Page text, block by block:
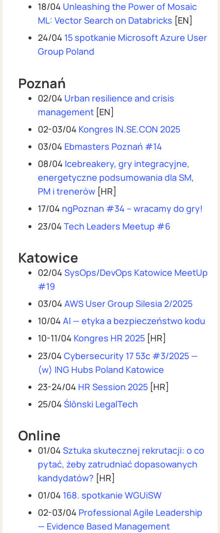
18/04 Unleashing the Power of Mosaic
ML: Vector Search on Databricks [EN]
24/04 15 spotkanie Microsoft Azure User
Group Poland
Poznań
02/04 Urban resilience and crisis
management [EN]
02-03/04 Kongres IN.SE.CON 2025
03/04 Ebmasters Poznań #14
08/04 Icebreakery, gry integracyjne,
energetyczne podsumowania dla SM,
PM i trenerów [HR]
17/04 ngPoznan #34 – wracamy do gry!
23/04 Tech Leaders Meetup #6
Katowice
02/04 SysOps/DevOps Katowice MeetUp
#19
03/04 AWS User Group Silesia 2/2025
10/04 AI — etyka a bezpieczeństwo kodu
10-11/04 Kongres HR 2025 [HR]
23/04 Cybersecurity 17 53c #3/2025 —
(w) ING Hubs Poland Katowice
23-24/04 HR Session 2025 [HR]
25/04 Ślōnski LegalTech
Online
01/04 Sztuka skutecznej rekrutacji: o co
pytać, żeby zatrudniać dopasowanych
kandydatów? [HR]
01/04 168. spotkanie WGUiSW
02-03/04 Professional Agile Leadership
— Evidence Based Management